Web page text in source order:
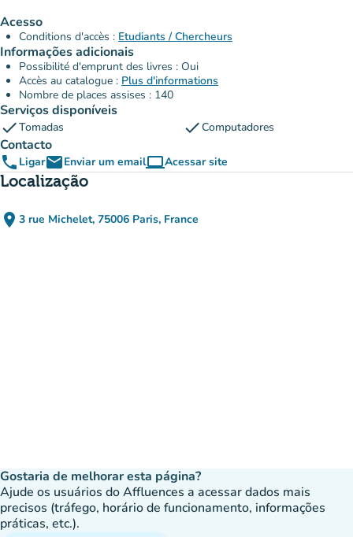
Acesso
Conditions d'accès : Etudiants / Chercheurs
Informações adicionais
Possibilité d'emprunt des livres : Oui
Accès au catalogue : Plus d'informations
Nombre de places assises : 140
Serviços disponíveis
checkTomadas checkComputadores
Contacto
phone LigaremailEnviar um emailcomputerAcessar site
(novo separador)
Localização
place 3 rue Michelet, 75006 Paris, France
(abrir no Google Maps)
(novo separador)
Gostaria de melhorar esta página?
Ajude os usuários do Affluences a acessar dados mais
precisos (tráfego, horário de funcionamento, informações
práticas, etc.).